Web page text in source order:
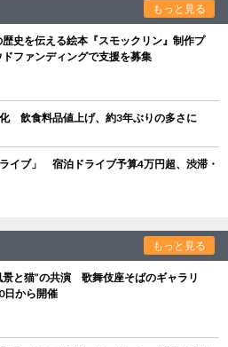
もっと見る
史を伝える絵本『スモックリン』制作プ
ファンディングで支援を募集
化 飲食料品値上げ、約3年ぶりの多さに
イブ」 宿泊ドライブ予算4万円超、渋滞・
もっと見る
景と猫”の共演 歌舞伎座そばのギャラリ
日から開催